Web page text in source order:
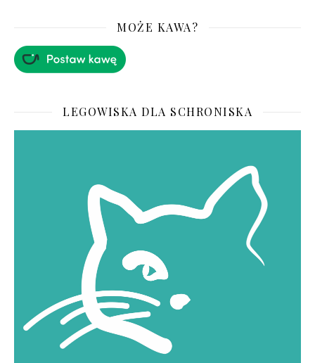
MOŻE KAWA?
LEGOWISKA DLA SCHRONISKA